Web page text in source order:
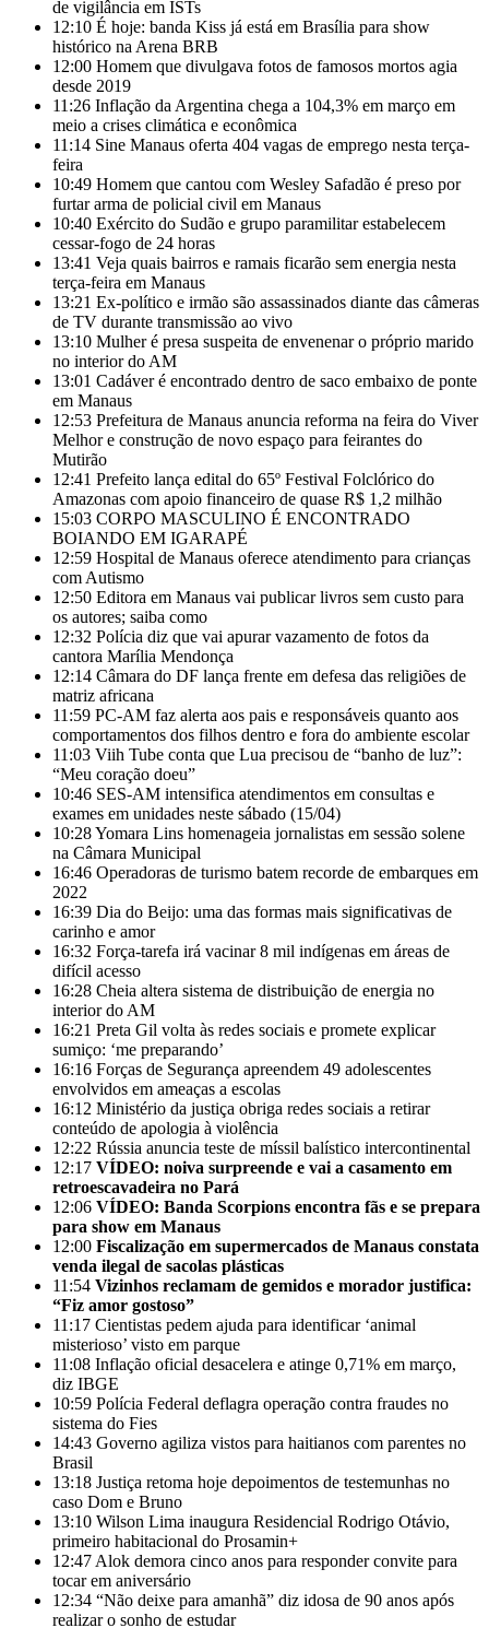
de vigilância em ISTs
12:10 É hoje: banda Kiss já está em Brasília para show
histórico na Arena BRB
12:00 Homem que divulgava fotos de famosos mortos agia
desde 2019
11:26 Inflação da Argentina chega a 104,3% em março em
meio a crises climática e econômica
11:14 Sine Manaus oferta 404 vagas de emprego nesta terça-
feira
10:49 Homem que cantou com Wesley Safadão é preso por
furtar arma de policial civil em Manaus
10:40 Exército do Sudão e grupo paramilitar estabelecem
cessar-fogo de 24 horas
13:41 Veja quais bairros e ramais ficarão sem energia nesta
terça-feira em Manaus
13:21 Ex-político e irmão são assassinados diante das câmeras
de TV durante transmissão ao vivo
13:10 Mulher é presa suspeita de envenenar o próprio marido
no interior do AM
13:01 Cadáver é encontrado dentro de saco embaixo de ponte
em Manaus
12:53 Prefeitura de Manaus anuncia reforma na feira do Viver
Melhor e construção de novo espaço para feirantes do
Mutirão
12:41 Prefeito lança edital do 65º Festival Folclórico do
Amazonas com apoio financeiro de quase R$ 1,2 milhão
15:03 CORPO MASCULINO É ENCONTRADO
BOIANDO EM IGARAPÉ
12:59 Hospital de Manaus oferece atendimento para crianças
com Autismo
12:50 Editora em Manaus vai publicar livros sem custo para
os autores; saiba como
12:32 Polícia diz que vai apurar vazamento de fotos da
cantora Marília Mendonça
12:14 Câmara do DF lança frente em defesa das religiões de
matriz africana
11:59 PC-AM faz alerta aos pais e responsáveis quanto aos
comportamentos dos filhos dentro e fora do ambiente escolar
11:03 Viih Tube conta que Lua precisou de “banho de luz”:
“Meu coração doeu”
10:46 SES-AM intensifica atendimentos em consultas e
exames em unidades neste sábado (15/04)
10:28Yomara Lins homenageia jornalistas em sessão solene
na Câmara Municipal
16:46 Operadoras de turismo batem recorde de embarques em
2022
16:39 Dia do Beijo: uma das formas mais significativas de
carinho e amor
16:32 Força-tarefa irá vacinar 8 mil indígenas em áreas de
difícil acesso
16:28 Cheia altera sistema de distribuição de energia no
interior do AM
16:21 Preta Gil volta às redes sociais e promete explicar
sumiço: ‘me preparando’
16:16 Forças de Segurança apreendem 49 adolescentes
envolvidos em ameaças a escolas
16:12 Ministério da justiça obriga redes sociais a retirar
conteúdo de apologia à violência
12:22 Rússia anuncia teste de míssil balístico intercontinental
12:17 VÍDEO: noiva surpreende e vai a casamento em
retroescavadeira no Pará
12:06 VÍDEO: Banda Scorpions encontra fãs e se prepara
para show em Manaus
12:00 Fiscalização em supermercados de Manaus constata
venda ilegal de sacolas plásticas
11:54 Vizinhos reclamam de gemidos e morador justifica:
“Fiz amor gostoso”
11:17 Cientistas pedem ajuda para identificar ‘animal
misterioso’ visto em parque
11:08 Inflação oficial desacelera e atinge 0,71% em março,
diz IBGE
10:59 Polícia Federal deflagra operação contra fraudes no
sistema do Fies
14:43 Governo agiliza vistos para haitianos com parentes no
Brasil
13:18 Justiça retoma hoje depoimentos de testemunhas no
caso Dom e Bruno
13:10 Wilson Lima inaugura Residencial Rodrigo Otávio,
primeiro habitacional do Prosamin+
12:47 Alok demora cinco anos para responder convite para
tocar em aniversário
12:34 “Não deixe para amanhã” diz idosa de 90 anos após
realizar o sonho de estudar